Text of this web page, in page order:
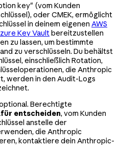
key" (vom Kunden
oder CMEK, ermöglicht
in deinem eigenen AWS
Key Vaultbereitzustellen
zu lassen, um bestimmte
zu verschlüsseln. Du behältst
einschließlich Rotation,
die Anthropic
werden in den Audit-Logs
Berechtigte
entscheiden, vom Kunden
anstelle der
die Anthropic
kontaktiere dein Anthropic-